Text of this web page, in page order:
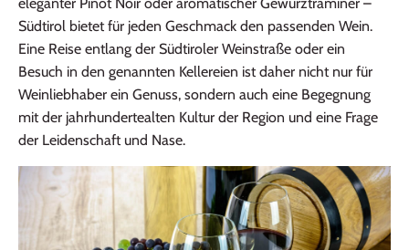
eleganter Pinot Noir oder aromatischer Gewürztraminer –
Südtirol bietet für jeden Geschmack den passenden Wein.
Eine Reise entlang der Südtiroler Weinstraße oder ein
Besuch in den genannten Kellereien ist daher nicht nur für
Weinliebhaber ein Genuss, sondern auch eine Begegnung
mit der jahrhundertealten Kultur der Region und eine Frage
der Leidenschaft und Nase.